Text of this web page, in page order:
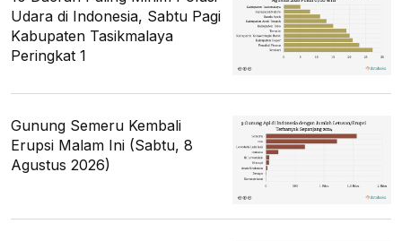
Udara di Indonesia, Sabtu Pagi
Kabupaten Tasikmalaya
Peringkat 1
Gunung Semeru Kembali
Erupsi Malam Ini (Sabtu, 8
Agustus 2026)